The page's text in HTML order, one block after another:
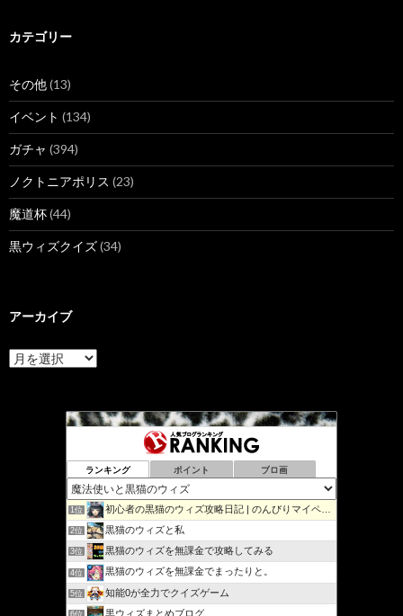
カテゴリー
その他(13)
イベント (134)
ガチャ (394)
ノクトニアポリス (23)
魔道杯(44)
黒ウィズクイズ(34)
アーカイブ
ア
ー
ランキング ポイント ブロ画
1位 初心者の黒猫のウィズ攻略日記 | のんびりマイペースで攻略…
2位 黒猫のウィズと私
3位 黒猫のウィズを無課金で攻略してみる
4位 黒猫のウィズを無課金でまったりと。
5位 知能0が全力でクイズゲーム
6位 黒ウィズまとめブログ